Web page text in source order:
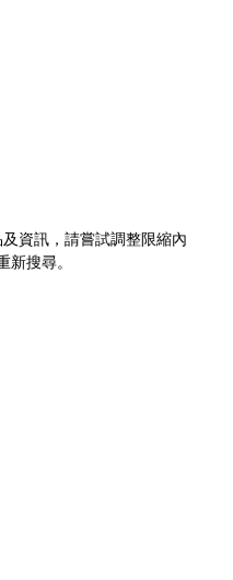
資訊，請嘗試調整限縮內
搜尋。